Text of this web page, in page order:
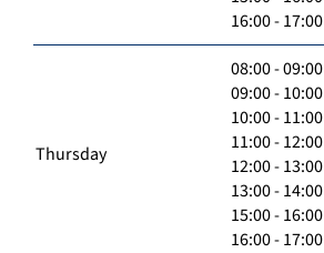
16:00 - 17:00
Thursday
08:00 - 09:00
09:00 - 10:00
10:00 - 11:00
11:00 - 12:00
12:00 - 13:00
13:00 - 14:00
15:00 - 16:00
16:00 - 17:00